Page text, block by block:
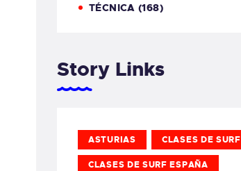
TÉCNICA (168)
Story Links
ASTURIAS CLASES DE SURF
CLASES DE SURF ESPAÑA